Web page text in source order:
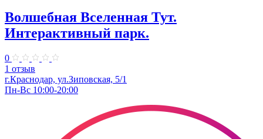
Волшебная Вселенная Тут.
Интерактивный парк.
0
1 отзыв
г.Краснодар, ул.Зиповская, 5/1
Пн-Вс 10:00-20:00